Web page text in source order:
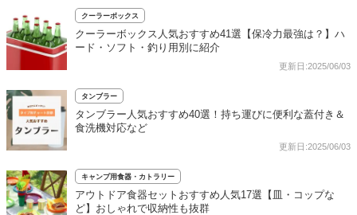
クーラーボックス
クーラーボックス人気おすすめ41選【保冷力最強は？】ハ
ード・ソフト・釣り用別に紹介
更新日:2025/06/03
タンブラー
タンブラー人気おすすめ40選！持ち運びに便利な蓋付き＆
食洗機対応など
更新日:2025/06/03
キャンプ用食器・カトラリー
アウトドア食器セットおすすめ人気17選【皿・コップな
ど】おしゃれで収納性も抜群